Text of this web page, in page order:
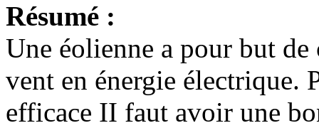
Résumé :
Une éolienne a pour but
vent en énergie électrique.
efficace II faut avoir une